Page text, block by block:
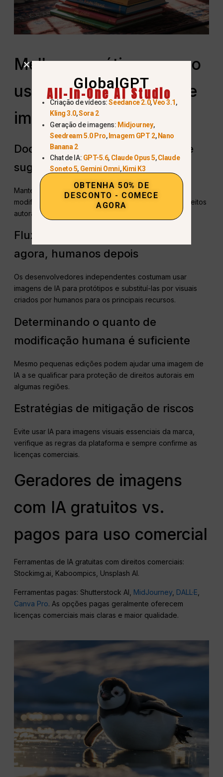
Melhores práticas para o
uso comercial seguro de
imagens de IA
Documente suas ideias criativas e
sugestões
Mantenha um registro das solicitações, edições e
modificações para fortalecer as reivindicações de direitos
autorais.
Fluxos de trabalho híbridos: IA
agora, humanos depois
Os desenvolvedores independentes costumam usar
imagens de IA para protótipos e substituí-las por visuais
criados por humanos para os principais recursos.
Determinando o quanto de
modificação humana é suficiente
Mesmo pequenas edições podem ajudar uma imagem de
IA a se qualificar para proteção de direitos autorais em
algumas regiões.
Estratégias de mitigação de riscos
Evite usar IA para imagens visuais essenciais da marca,
verifique as regras da plataforma e sempre confirme as
licenças comerciais.
Geradores de imagens
com IA gratuitos vs.
pagos para uso comercial
Ferramentas de IA gratuitas com direitos comerciais:
Stockimg.ai, Kaboompics, Unsplash AI.
Ferramentas pagas: Shutterstock AI, MidJourney, DALL·E
Canva Pro. As opções pagas geralmente oferecem
licenças comerciais mais claras e maior qualidade.
GlobalGPT
All-In-One AI Studio
Criação de vídeos:Seedance 2.0,Veo 3.1,
Kling 3.0,Sora 2
Geração de imagens: Midjourney,
Seedream 5.0 Pro,Imagem GPT 2,Nano
Banana 2
Chat de IA: GPT-5.6, Claude Opus 5,Claude
Soneto 5, Gemini Omni,Kimi K3
OBTENHA 50% DE
DESCONTO - COMECE
AGORA